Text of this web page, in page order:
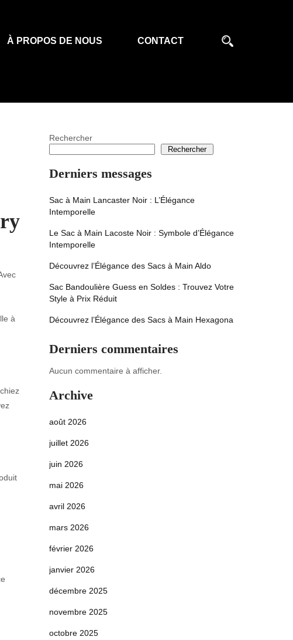
À PROPOS DE NOUS CONTACT
à
Rechercher
Rechercher
Derniers messages
Sac à Main Lancaster Noir : L’Élégance
Intemporelle
Le Sac à Main Lacoste Noir : Symbole d’Élégance
Intemporelle
Découvrez l’Élégance des Sacs à Main Aldo
Sac Bandoulière Guess en Soldes : Trouvez Votre
Style à Prix Réduit
Découvrez l’Élégance des Sacs à Main Hexagona
Derniers commentaires
Aucun commentaire à afficher.
Archive
août 2026
juillet 2026
juin 2026
mai 2026
avril 2026
mars 2026
février 2026
janvier 2026
décembre 2025
novembre 2025
octobre 2025